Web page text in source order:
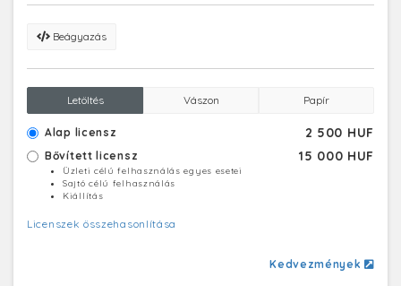
Beágyazás
Letöltés Vászon Papír
Alap licensz 2 500 HUF
Bővített licensz 15 000 HUF
Üzleti célú felhasználás egyes esetei
Sajtó célú felhasználás
Kiállítás
Licenszek összehasonlítása
Kedvezmények